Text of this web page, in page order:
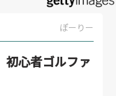
ぽーりー
心者ゴルファ